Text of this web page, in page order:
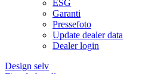
ESG
Garanti
Pressefoto
Update dealer data
Dealer login
Design selv